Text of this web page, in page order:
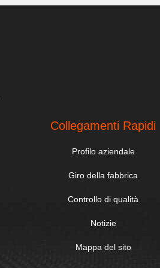
Collegamenti Rapidi
Profilo aziendale
Giro della fabbrica
Controllo di qualità
Notizie
Mappa del sito